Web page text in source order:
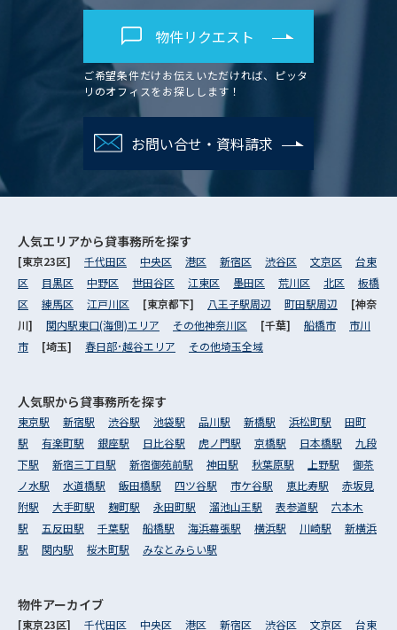
物件リクエスト
ご希望条件だけお伝えいただければ、ピッタ
リのオフィスをお探しします！
お問い合せ・資料請求
人気エリアから貸事務所を探す
[東京23区] 千代田区 中央区 港区 新宿区 渋谷区 文京区
台東
区
目黒区 中野区 世田谷区 江東区 墨田区 荒川区 北区
板橋
区
練馬区 江戸川区 [東京都下] 八王子駅周辺 町田駅周辺
[神奈
川] 関内駅東口(海側)エリア その他神奈川区 [千葉] 船橋市
市川
市
[埼玉] 春日部･越谷エリア その他埼玉全域
人気駅から貸事務所を探す
東京駅 新宿駅 渋谷駅 池袋駅 品川駅 新橋駅 浜松町駅
田町
駅
有楽町駅 銀座駅 日比谷駅 虎ノ門駅 京橋駅 日本橋駅
九段
下駅
新宿三丁目駅 新宿御苑前駅 神田駅 秋葉原駅 上野駅
御茶
ノ水駅
水道橋駅 飯田橋駅 四ツ谷駅 市ケ谷駅 恵比寿駅
赤坂見
附駅
大手町駅 麹町駅 永田町駅 溜池山王駅 表参道駅
六本木
駅
五反田駅 千葉駅 船橋駅 海浜幕張駅 横浜駅 川崎駅
新横浜
駅
関内駅 桜木町駅 みなとみらい駅
物件アーカイブ
[東京23区] 千代田区 中央区 港区 新宿区 渋谷区 文京区 台東